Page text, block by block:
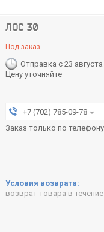
ЛОС 30
Под заказ
Отправка с 23
Цену уточняйте
+7 (702) 785-09-78
Заказ только по телефону
возврат товара в